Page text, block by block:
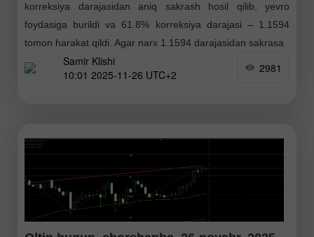
korreksiya darajasidan aniq sakrash hosil qilib, yevro
foydasiga burildi va 61.8% korreksiya darajasi – 1.1594
tomon harakat qildi. Agar narx 1.1594 darajasidan sakrasa
Samir Klishi
10:01 2025-11-26 UTC+2
2981